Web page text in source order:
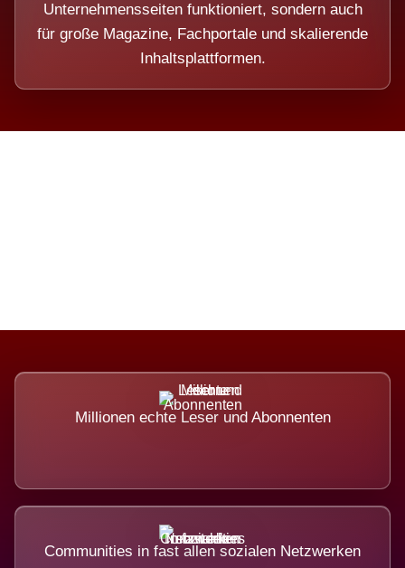
Unternehmensseiten funktioniert, sondern auch
für große Magazine, Fachportale und skalierende
Inhaltsplattformen.
Millionen echte Leser und Abonnenten
Communities in fast allen sozialen Netzwerken